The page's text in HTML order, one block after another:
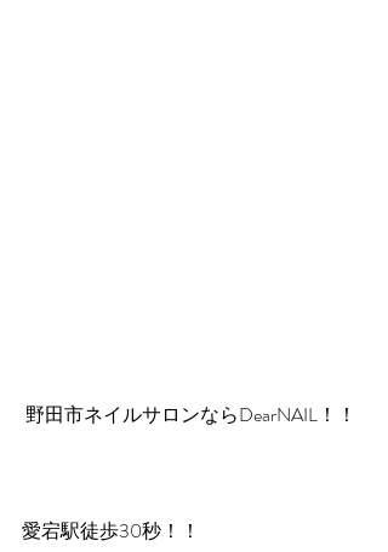
野田市ネイルサロンならDearNAIL！！
愛宕駅徒歩30秒！！